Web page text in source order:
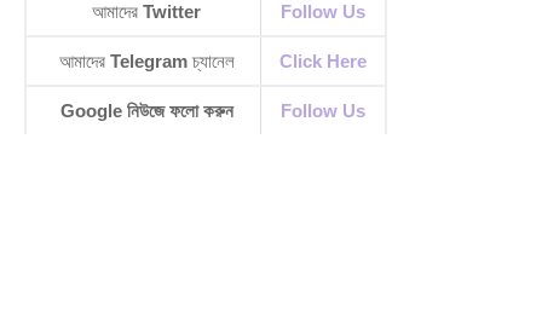
আমাদের Twitter Follow Us
আমাদের Telegramচ্যানেল Click Here
Google নিউজে ফলো করুন Follow Us